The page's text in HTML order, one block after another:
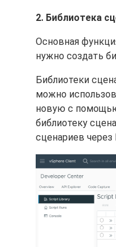
2. Библиотека
Основная
нужно создать
Библиотеки
можно
новую с
библиотеку
сценариев через